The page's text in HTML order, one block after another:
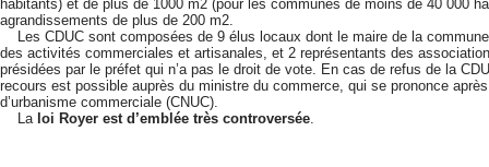
habitants) et de plus de 1000 m2 (pour les communes de moins de 40 000
agrandissements de plus de 200 m2.
Les CDUC sont composées de 9 élus locaux dont le maire de la
des activités commerciales et artisanales, et 2 représentants des
présidées par le préfet qui n’a pas le droit de vote. En cas de refus de la
recours est possible auprès du ministre du commerce, qui se prononce
d’urbanisme commerciale (CNUC).
La loi Royer est d’emblée très controversée.